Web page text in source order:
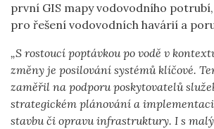
první GIS mapy vodovodního
pro řešení vodovodních havárií a
„S rostoucí poptávkou po vodě v
změny je posilování systémů klíčové.
zaměřil na podporu poskytovatelů
strategickém plánování a
stavbu či opravu infrastruktury. I s